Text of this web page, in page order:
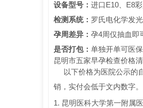
设备型号： 进口E10、E8
检测系统： 罗氏电化学发
孕周差异： 孕4周仅抽血即
是否打包： 单独开单可医
昆明市五家早孕检查价格
以下价格为医院公示的
销，实付会低于文内数字。
1. 昆明医科大学第一附属